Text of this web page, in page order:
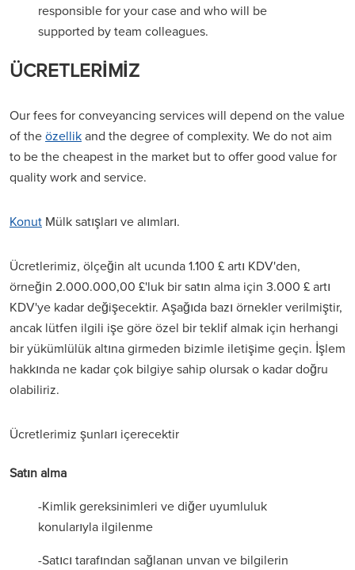
responsible for your case and who will be
supported by team colleagues.
ÜCRETLERİMİZ
Our fees for conveyancing services will depend on the value
of theözellikand the degree of complexity. We do not aim
to be the cheapest in the market but to offer good value for
quality work and service.
Konut Mülk satışları ve alımları.
Ücretlerimiz, ölçeğin alt ucunda 1.100 £ artı KDV'den,
örneğin 2.000.000,00 £'luk bir satın alma için 3.000 £ artı
KDV'ye kadar değişecektir. Aşağıda bazı örnekler verilmiştir,
ancak lütfen ilgili işe göre özel bir teklif almak için herhangi
bir yükümlülük altına girmeden bizimle iletişime geçin. İşlem
hakkında ne kadar çok bilgiye sahip olursak o kadar doğru
olabiliriz.
Ücretlerimiz şunları içerecektir
Satın alma
-Kimlik gereksinimleri ve diğer uyumluluk
konularıyla ilgilenme
-Satıcı tarafından sağlanan unvan ve bilgilerin